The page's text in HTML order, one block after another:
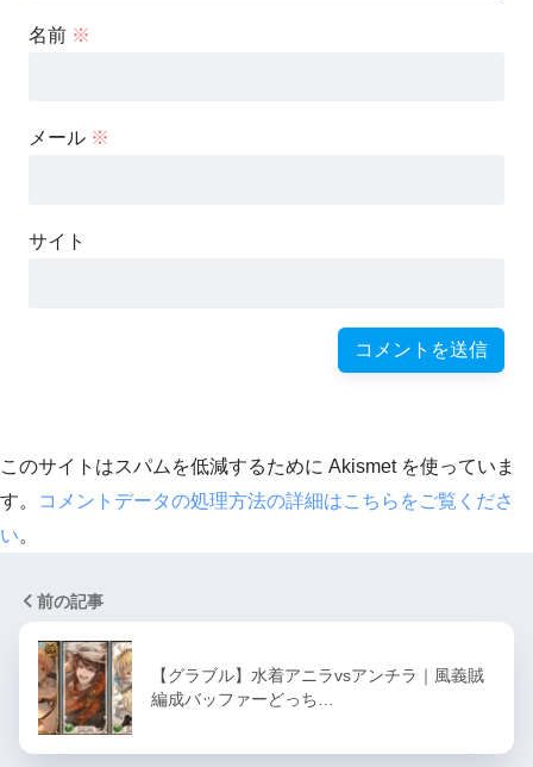
名前 ※
メール ※
サイト
このサイトはスパムを低減するために Akismet を使っていま
す。
コメントデータの処理方法の詳細はこちらをご覧くださ
い。
前の記事
【グラブル】水着アニラvsアンチラ｜風義賊
編成バッファーどっち…